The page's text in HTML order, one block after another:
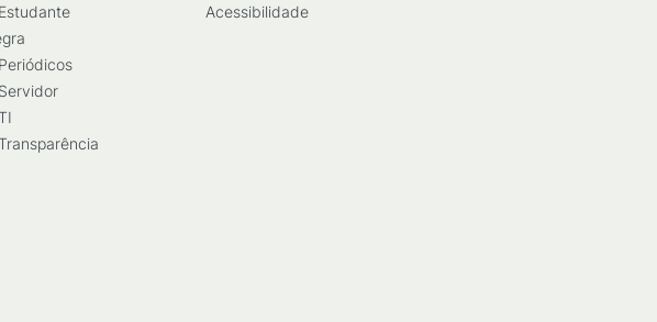
Acessibilidade